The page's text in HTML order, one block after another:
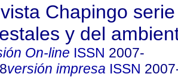
Chapingo
y del
On-line ISSN 2007-
versión impresa ISSN